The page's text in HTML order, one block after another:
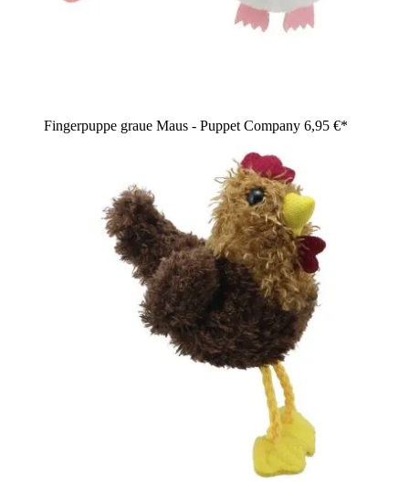
Fingerpuppe graue Maus - Puppet Company 6,95 €*